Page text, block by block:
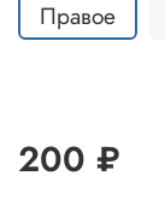
Правое
200 ₽